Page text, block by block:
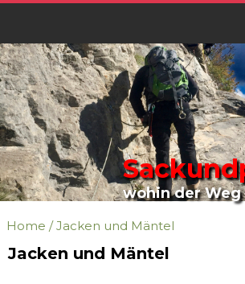
wohin der
Home /Jacken und Mäntel
Jacken und Mäntel